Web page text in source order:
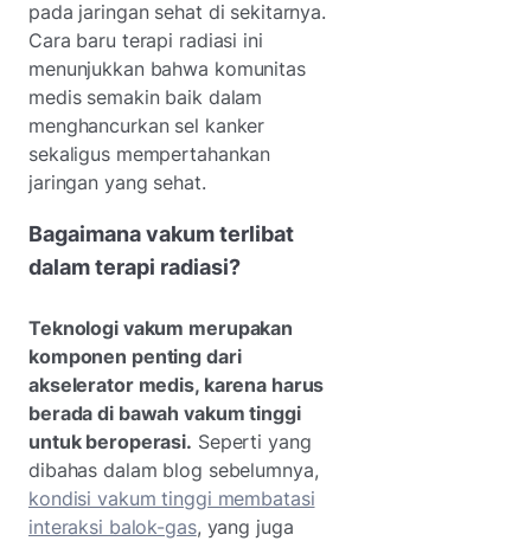
pada jaringan sehat di sekitarnya.
Cara baru terapi radiasi ini
menunjukkan bahwa komunitas
medis semakin baik dalam
menghancurkan sel kanker
sekaligus mempertahankan
jaringan yang sehat.
Bagaimana vakum terlibat
dalam terapi radiasi?
Teknologi vakum merupakan
komponen penting dari
akselerator medis, karena harus
berada di bawah vakum tinggi
untuk beroperasi. Seperti yang
dibahas dalam blog sebelumnya,
kondisi vakum tinggi membatasi
interaksi balok-gas, yang juga